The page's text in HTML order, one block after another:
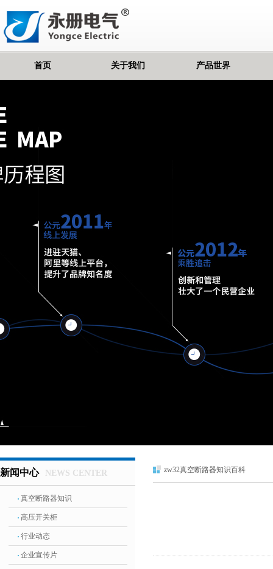
首页 关于我们 产品世界
新闻中心 NEWS CENTER
真空断路器知识
高压开关柜
行业动态
企业宣传片
zw32真空断路器知识百科